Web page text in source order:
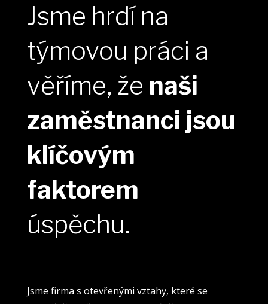
Jsme hrdí na
týmovou práci a
věříme, že naši
zaměstnanci jsou
klíčovým
faktorem
úspěchu.
Jsme firma s otevřenými vztahy, které se